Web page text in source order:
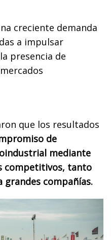
creciente demanda
a impulsar
presencia de
que los resultados
de
mediante
competitivos, tanto
grandes compañías.